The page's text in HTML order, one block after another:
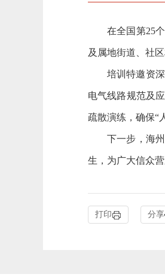
在全国第25
及属地街道、社
培训特邀资
电气线路规范及
疏散演练，确保“
下一步，海
生，为广大信众
打印 分享